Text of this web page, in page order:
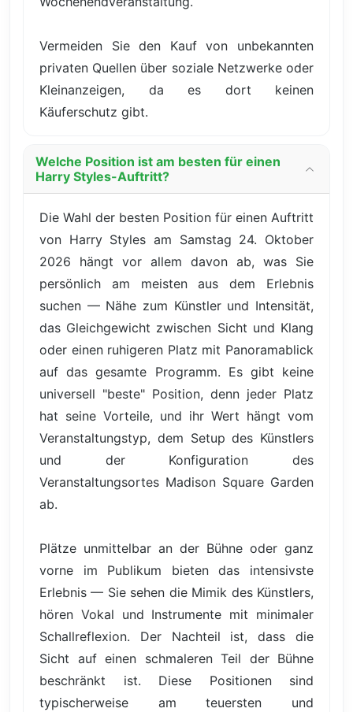
Vermeiden Sie den Kauf von unbekannten
privaten Quellen über soziale Netzwerke oder
Kleinanzeigen, da es dort keinen
Käuferschutz gibt.
Welche Position ist am besten für einen
Harry Styles-Auftritt?
Die Wahl der besten Position für einen Auftritt
von Harry Styles am Samstag 24. Oktober
2026 hängt vor allem davon ab, was Sie
persönlich am meisten aus dem Erlebnis
suchen — Nähe zum Künstler und Intensität,
das Gleichgewicht zwischen Sicht und Klang
oder einen ruhigeren Platz mit Panoramablick
auf das gesamte Programm. Es gibt keine
universell "beste" Position, denn jeder Platz
hat seine Vorteile, und ihr Wert hängt vom
Veranstaltungstyp, dem Setup des Künstlers
und der Konfiguration des
Veranstaltungsortes Madison Square Garden
ab.
Plätze unmittelbar an der Bühne oder ganz
vorne im Publikum bieten das intensivste
Erlebnis — Sie sehen die Mimik des Künstlers,
hören Vokal und Instrumente mit minimaler
Schallreflexion. Der Nachteil ist, dass die
Sicht auf einen schmaleren Teil der Bühne
beschränkt ist. Diese Positionen sind
typischerweise am teuersten und